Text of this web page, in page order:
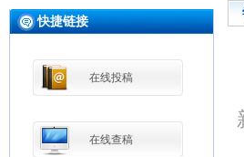
快捷链接
在线投稿
在线查稿